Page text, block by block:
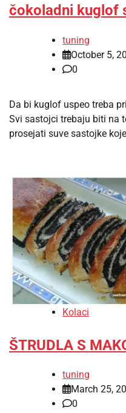
čokoladni kuglof
tuning
October 5,
0
Da bi kuglof uspeo treba
Svi sastojci trebaju biti na
prosejati suve sastojke
Kolaci
ŠTRUDLA S
tuning
March 25,
0